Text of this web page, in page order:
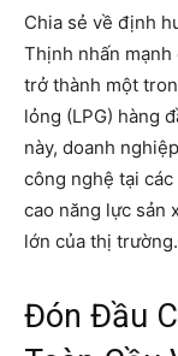
Chia sẻ về định
Thịnh nhấn
trở thành một
lỏng (LPG) hàng
này, doanh
công nghệ tại
cao năng lực sản
lớn của thị trường.
Đón Đầu